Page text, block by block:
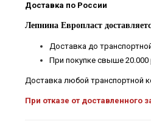
Доставка по России
Лепнина Европласт
Доставка до
При покупке свыше 20.000
Доставка любой транспортной
При отказе от доставленного